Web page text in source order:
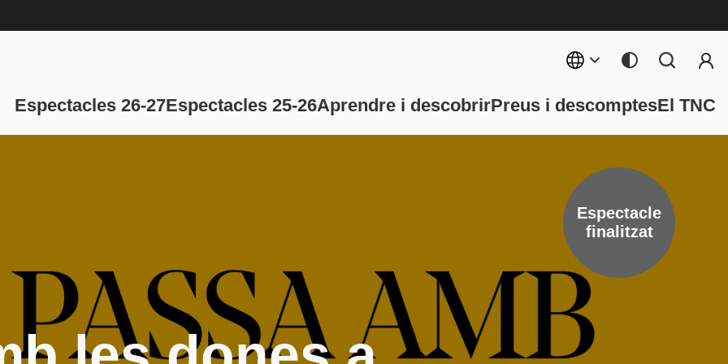
Navegación principal
Espectacles 26-27Espectacles 25-26Aprendre i descobrirPreus i descomptesEl TNC
Espectacle
finalitzat